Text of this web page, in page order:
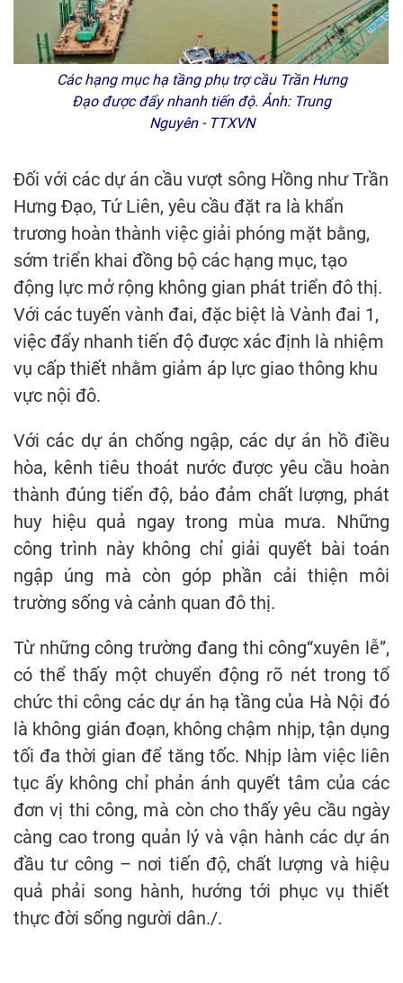
Các hạng mục hạ tầng phụ trợ cầu Trần Hưng
Đạo được đẩy nhanh tiến độ. Ảnh: Trung
Nguyên - TTXVN
Đối với các dự án cầu vượt sông Hồng như Trần
Hưng Đạo, Tứ Liên, yêu cầu đặt ra là khẩn
trương hoàn thành việc giải phóng mặt bằng,
sớm triển khai đồng bộ các hạng mục, tạo
động lực mở rộng không gian phát triển đô thị.
Với các tuyến vành đai, đặc biệt là Vành đai 1,
việc đẩy nhanh tiến độ được xác định là nhiệm
vụ cấp thiết nhằm giảm áp lực giao thông khu
vực nội đô.
Với các dự án chống ngập, các dự án hồ điều
hòa, kênh tiêu thoát nước được yêu cầu hoàn
thành đúng tiến độ, bảo đảm chất lượng, phát
huy hiệu quả ngay trong mùa mưa. Những
công trình này không chỉ giải quyết bài toán
ngập úng mà còn góp phần cải thiện môi
trường sống và cảnh quan đô thị.
Từ những công trường đang thi công“xuyên lễ”,
có thể thấy một chuyển động rõ nét trong tổ
chức thi công các dự án hạ tầng của Hà Nội đó
là không gián đoạn, không chậm nhịp, tận dụng
tối đa thời gian để tăng tốc. Nhịp làm việc liên
tục ấy không chỉ phản ánh quyết tâm của các
đơn vị thi công, mà còn cho thấy yêu cầu ngày
càng cao trong quản lý và vận hành các dự án
đầu tư công – nơi tiến độ, chất lượng và hiệu
quả phải song hành, hướng tới phục vụ thiết
thực đời sống người dân./.